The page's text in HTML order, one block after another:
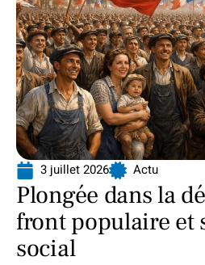
3 juillet 2026 Actu
Plongée dans la
front populaire et
social